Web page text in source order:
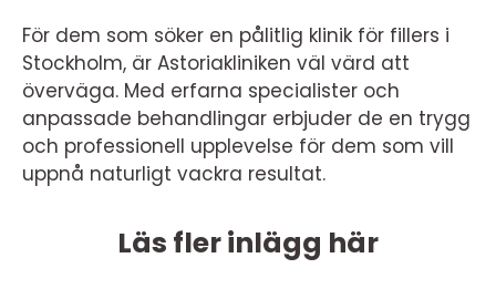
För dem som söker en pålitlig klinik för fillers i
Stockholm, är Astoriakliniken väl värd att
överväga. Med erfarna specialister och
anpassade behandlingar erbjuder de en trygg
och professionell upplevelse för dem som vill
uppnå naturligt vackra resultat.
Läs fler inlägg här